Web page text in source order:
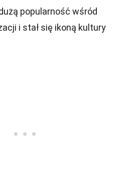
popularność wśród
i stał się ikoną kultury